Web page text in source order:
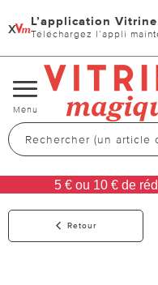
x L’application
Téléchargez l’appli
Changer
de
navigation
Menu
5 € ou 10 € de
Retour